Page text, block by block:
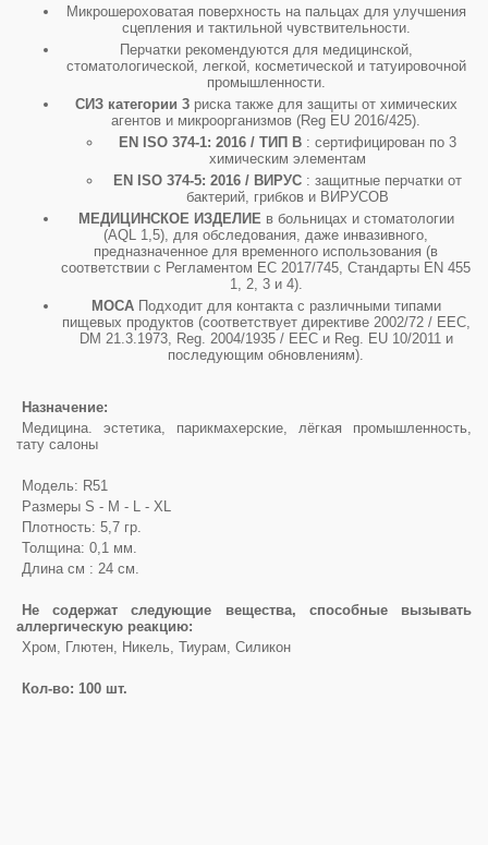
Микрошероховатая поверхность на пальцах для улучшения
сцепления и тактильной чувствительности.
Перчатки рекомендуются для медицинской,
стоматологической, легкой, косметической и татуировочной
промышленности.
СИЗ категории 3риска также для защиты от химических
агентов и микроорганизмов (Reg EU 2016/425).
EN ISO 374-1: 2016 / ТИП B : сертифицирован по 3
химическим элементам
EN ISO 374-5: 2016 / ВИРУС : защитные перчатки от
бактерий, грибков и ВИРУСОВ
МЕДИЦИНСКОЕ ИЗДЕЛИЕ в больницах и стоматологии
(AQL 1,5), для обследования, даже инвазивного,
предназначенное для временного использования (в
соответствии с Регламентом ЕС 2017/745, Стандарты EN 455
1, 2, 3 и 4).
MOCAПодходит для контакта с различными типами
пищевых продуктов (соответствует директиве 2002/72 / EEC,
DM 21.3.1973, Reg. 2004/1935 / EEC и Reg. EU 10/2011 и
последующим обновлениям).
Назначение:
Медицина. эстетика, парикмахерские, лёгкая промышленность,
тату салоны
Модель: R51
Размеры S - M - L - XL
Плотность: 5,7 гр.
Толщина: 0,1 мм.
Длина см : 24 см.
Не содержат следующие вещества, способные вызывать
аллергическую реакцию:
Хром, Глютен, Никель, Тиурам, Силикон
Кол-во: 100 шт.